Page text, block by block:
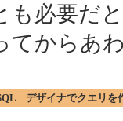
も必要だ
てからあ
デザイナでクエリを